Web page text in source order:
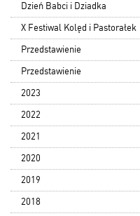
Dzień Babci i Dziadka
X Festiwal Kolęd i Pastorałek
Przedstawienie
Przedstawienie
2023
2022
2021
2020
2019
2018